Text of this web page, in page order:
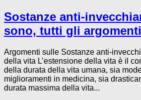
Sostanze anti-
sono, tutti gli argomenti
Argomenti sulle Sostanze anti-
della vita L’estensione della vita è il
della durata della vita umana, sia
miglioramenti in medicina, sia
durata massima della vita...